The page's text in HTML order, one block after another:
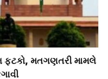
મતગણતરી મામલે